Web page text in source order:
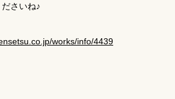
さいね♪
works/info/4439